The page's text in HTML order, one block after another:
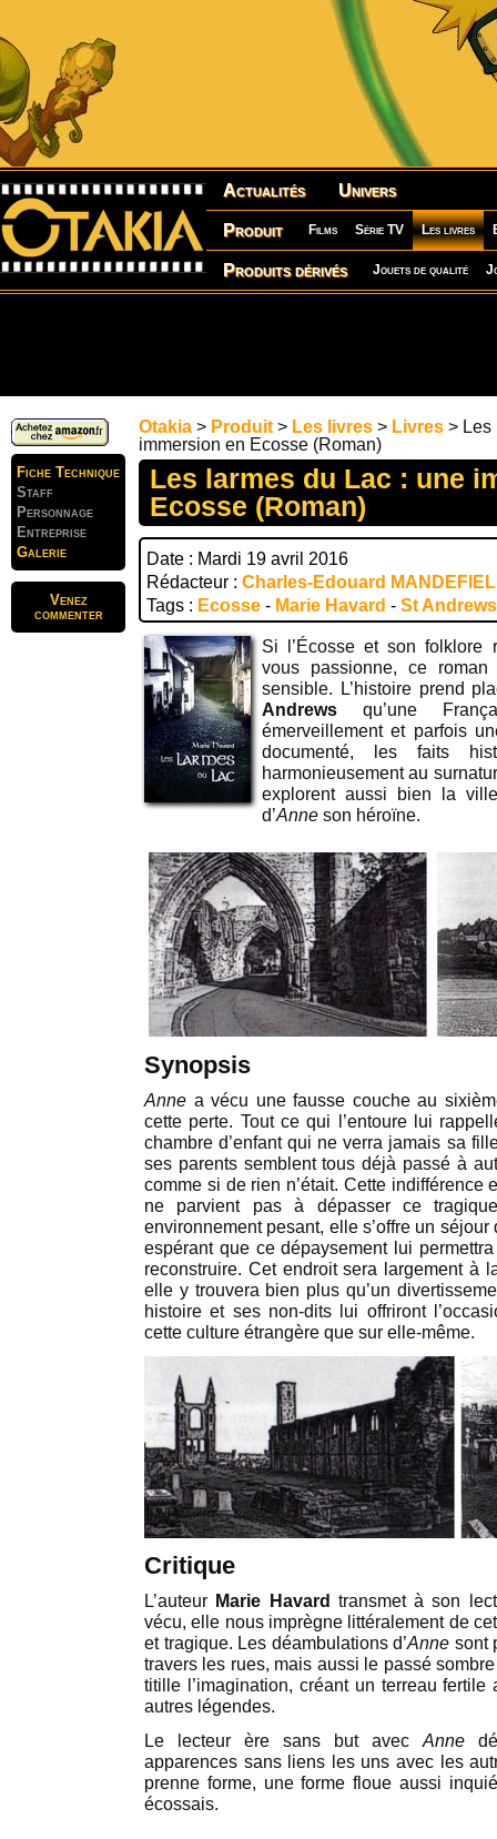
Actualités Univers
Produit Films Série TV Les livres
Produits dérivés Jouets de qualité
Fiche Technique
Staff
Personnage
Entreprise
Galerie
Venez
commenter
Otakia > Produit > Les livres > Livres > Les
immersion en Ecosse (Roman)
Les larmes du Lac : une
Ecosse (Roman)
Date : Mardi 19 avril 2016
Rédacteur : Charles-Edouard
Tags : Ecosse - Marie Havard - St Andrews
Si l’Écosse et son folklore
vous passionne, ce
sensible. L’histoire prend
Andrews qu’une
émerveillement et parfois
documenté, les faits
harmonieusement au
explorent aussi bien la
d’Anne son héroïne.
Synopsis
Anne a vécu une fausse couche au
cette perte. Tout ce qui l’entoure lui
chambre d’enfant qui ne verra jamais sa
ses parents semblent tous déjà passé à
comme si de rien n’était. Cette indifférence
ne parvient pas à dépasser ce
environnement pesant, elle s’offre un
espérant que ce dépaysement lui
reconstruire. Cet endroit sera largement à
elle y trouvera bien plus qu’un
histoire et ses non-dits lui offriront
cette culture étrangère que sur elle-même.
Critique
L’auteur Marie Havard transmet à son
vécu, elle nous imprègne littéralement de
et tragique. Les déambulations d’Anne sont
travers les rues, mais aussi le passé
titille l’imagination, créant un terreau
autres légendes.
Le lecteur ère sans but avec Anne
apparences sans liens les uns avec les
prenne forme, une forme floue aussi
écossais.